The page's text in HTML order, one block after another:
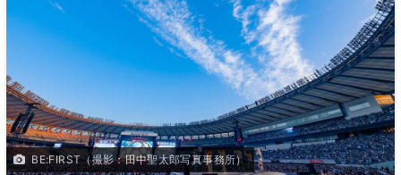
BE:FIRST（撮影：田中聖太郎写真事務所）